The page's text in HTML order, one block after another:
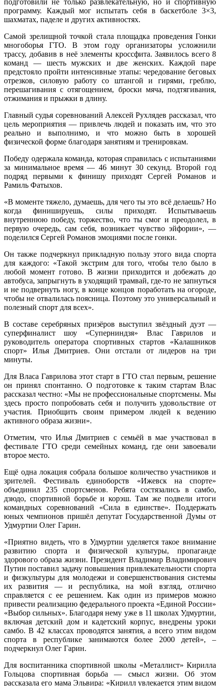
День
города
программу. Каждый мог испытать себя в баскетболе 3×3,
шахматах, паделе и других активностях.
Самой зрелищной точкой стала площадка проведения Гонки
многоборья ГТО. В этом году организаторы усложнили
трассу, добавив в неё элементы кроссфита. Заявилось всего 8
команд — шесть мужских и две женских. Каждой паре
предстояло пройти интенсивные этапы: чередование беговых
отрезков, силовую работу со штангой и гирями, греблю,
перешагивания с отягощением, броски мяча, подтягивания,
отжимания и прыжки в длину.
Главный судья соревнований Алексей Рухлядев рассказал, что
цель мероприятия — привлечь людей и показать им, что это
реально и выполнимо, и что можно быть в хорошей
физической форме благодаря занятиям и тренировкам.
Победу одержала команда, которая справилась с испытаниями
за минимальное время — 46 минут 30 секунд. Второй год
подряд первыми к финишу приходят Сергей Романов и
Рамиль Фатыхов.
«В моменте тяжело, думаешь, для чего ты это всё делаешь? Но
когда финишируешь, силы приходят. Испытываешь
внутреннюю победу, торжество, что ты смог и преодолел, в
первую очередь, сам себя, возникает чувство эйфории», —
поделился Сергей Романов эмоциями после гонки.
Он также подчеркнул прикладную пользу этого вида спорта
для каждого: «Такой экстрим для того, чтобы тело было в
любой момент готово. В жизни приходится и добежать до
автобуса, запрыгнуть в уходящий трамвай, где-то не запнуться
и не подвернуть ногу, в конце концов поработать на огороде,
чтобы не отвалилась поясница. Поэтому это универсальный и
полезный спорт для всех».
В составе серебряных призёров выступил звёздный дуэт —
суперфиналист шоу «Суперниндзя» Влас Гаврилов и
руководитель оператора спортивных стартов «Калашников
спорт» Илья Дмитриев. Они отстали от лидеров на три
минуты.
Для Власа Гаврилова этот старт в ГТО стал первым, решение
он принял спонтанно. О подготовке к таким стартам Влас
рассказал честно: «Мы не профессиональные спортсмены. Мы
здесь просто попробовать себя и получить удовольствие от
участия. Приобщить своим примером людей к ведению
активного образа жизни».
Отметим, что Илья Дмитриев с семьёй в мае участвовал в
фестивале ГТО среди семейных команд, где они завоевали
второе место.
Ещё одна локация собрала большое количество участников и
зрителей. Фестиваль единоборств «Ижевск на спорте»
объединил 235 спортсменов. Ребята состязались в самбо,
дзюдо, спортивной борьбе и корэш. Там же подвели итоги
командных соревнований «Сила в единстве». Поддержать
юных чемпионов пришёл депутат Государственной Думы от
Удмуртии Олег Гарин.
«Приятно видеть, что в Удмуртии уделяется такое внимание
развитию спорта и физической культуры, пропаганде
здорового образа жизни. Президент Владимир Владимирович
Путин поставил задачу повышения привлекательности спорта
и физкультуры для молодежи и совершенствования системы
их развития — и республика, на мой взгляд, отлично
справляется с ее решением. Как один из примеров можно
привести реализацию федерального проекта «Единой России»
«Выбор сильных». Благодаря нему уже в 11 школах Удмуртии,
включая детский дом и кадетский корпус, внедрены уроки
самбо. В 42 классах проводятся занятия, а всего этим видом
спорта в республике занимаются более 2000 детей», –
подчеркнул Олег Гарин.
Для воспитанника спортивной школы «Металлист» Кирилла
Гольцова спортивная борьба — смысл жизни. Об этом
рассказала его мама Эльвира: «Кирилл увлекается этим видом